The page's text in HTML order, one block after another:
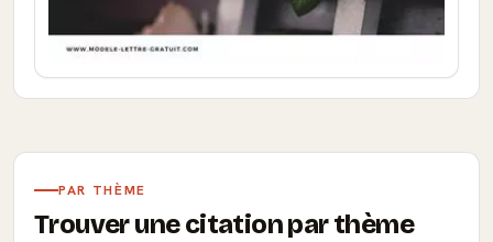
PAR THÈME
Trouver une citation par thème